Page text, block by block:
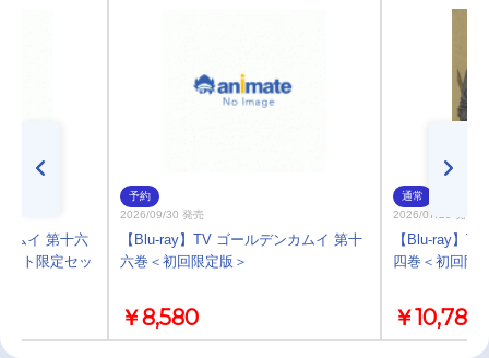
ムイ 第十六
イト限定セッ
予約
2026/09/30 発売
【Blu-ray】TV ゴールデンカムイ 第十
六巻＜初回限定版＞
￥8,580
通常
2026/07/29 発売
【Blu-ray】
四巻＜初回限
￥10,780